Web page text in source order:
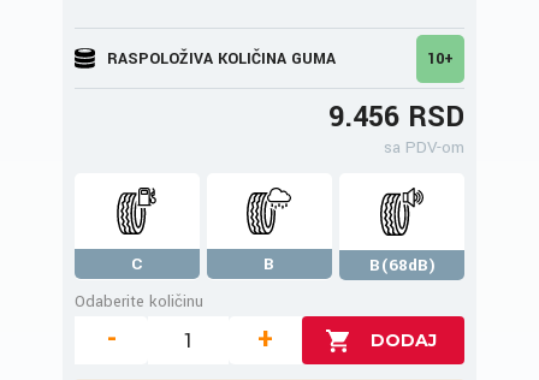
RASPOLOŽIVA KOLIČINA GUMA 10+
9.456 RSD
sa PDV-om
C B
B(68dB)
Odaberite količinu
- +